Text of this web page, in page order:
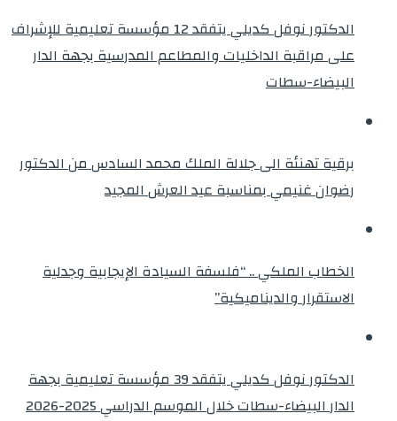
الدكتور نوفل كديلي يتفقد 12 مؤسسة تعليمية للإشراف
على مراقبة الداخليات والمطاعم المدرسية بجهة الدار
البيضاء-سطات
برقية تهنئة الى جلالة الملك محمد السادس من الدكتور
رضوان غنيمي بمناسبة عيد العرش المجيد
الخطاب الملكي .. “فلسفة السيادة الإيجابية وجدلية
الاستقرار والديناميكية”
الدكتور نوفل كديلي يتفقد 39 مؤسسة تعليمية بجهة
الدار البيضاء-سطات خلال الموسم الدراسي 2025-2026